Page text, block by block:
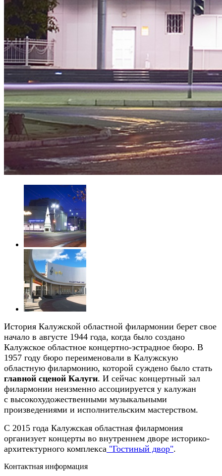
История Калужской областной филармонии берет свое
начало в августе 1944 года, когда было создано
Калужское областное концертно-эстрадное бюро. В
1957 году бюро переименовали в Калужскую
областную филармонию, которой суждено было стать
главной сценой Калуги. И сейчас концертный зал
филармонии неизменно ассоциируется у калужан
с высокохудожественными музыкальными
произведениями и исполнительским мастерством.
С 2015 года Калужская областная филармония
организует концерты во внутреннем дворе историко-
архитектурного комплекса "Гостиный двор".
Контактная информация